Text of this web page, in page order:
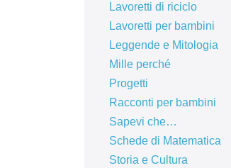
Lavoretti di riciclo
Lavoretti per bambini
Leggende e Mitologia
Mille perché
Progetti
Racconti per bambini
Sapevi che…
Schede di Matematica
Storia e Cultura